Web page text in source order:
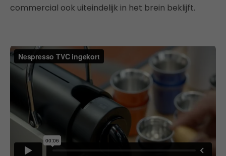
commercial ook uiteindelijk in het brein beklijft.